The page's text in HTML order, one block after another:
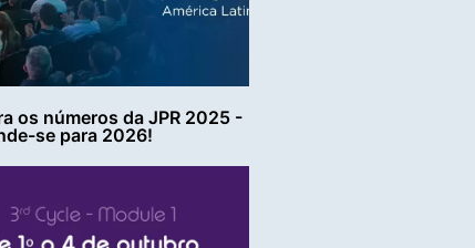
os números da JPR 2025 -
se para 2026!